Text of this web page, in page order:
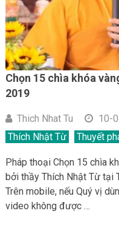
Chọn 15 chìa khóa
2019
Thich Nhat Tu
10-
Thích Nhật Từ
Thuyết
Pháp thoại Chọn 15 chìa
bởi thầy Thích Nhật Từ tại
Trên mobile, nếu Quý vị
video không được …